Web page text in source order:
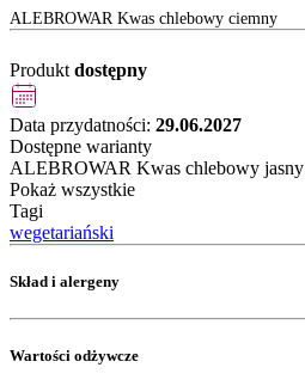
ALEBROWAR Kwas chlebowy ciemny
Produkt dostępny
Data przydatności: 29.06.2027
Dostępne warianty
ALEBROWAR Kwas chlebowy jasny
Pokaż wszystkie
Tagi
wegetariański
Skład i alergeny
Wartości odżywcze